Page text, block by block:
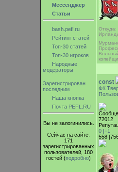
Мессенджер
Статьи
bash.pefl.ru
Рейтинг статей
Топ-30 статей
Топ-30 игроков
Народные
модераторы
Зарегистрирован
последним
Наша кнопка
Почта PEFL.RU
Вы не залогинились.
Сейчас на сайте:
171
зарегистрированных
пользователей, 180
гостей (подробно)
Откуда:
const
ФК
72012
0 |+1
558